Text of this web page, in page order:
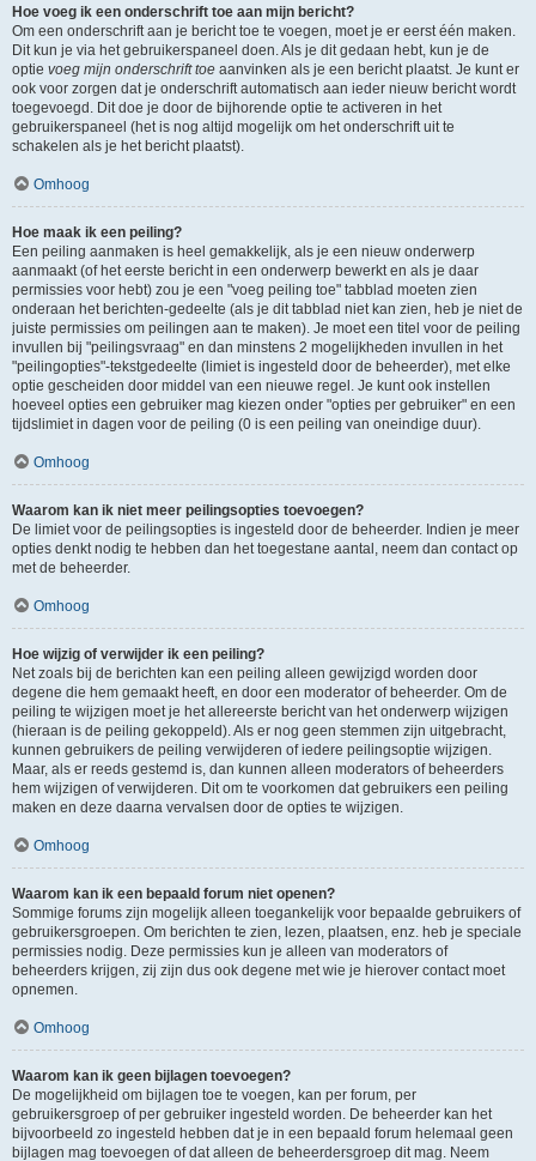
Hoe voeg ik een onderschrift toe aan mijn bericht?
Om een onderschrift aan je bericht toe te voegen, moet je er eerst één maken.
Dit kun je via het gebruikerspaneel doen. Als je dit gedaan hebt, kun je de
optie voeg mijn onderschrift toe aanvinken als je een bericht plaatst. Je kunt er
ook voor zorgen dat je onderschrift automatisch aan ieder nieuw bericht wordt
toegevoegd. Dit doe je door de bijhorende optie te activeren in het
gebruikerspaneel (het is nog altijd mogelijk om het onderschrift uit te
schakelen als je het bericht plaatst).
Omhoog
Hoe maak ik een peiling?
Een peiling aanmaken is heel gemakkelijk, als je een nieuw onderwerp
aanmaakt (of het eerste bericht in een onderwerp bewerkt en als je daar
permissies voor hebt) zou je een "voeg peiling toe" tabblad moeten zien
onderaan het berichten-gedeelte (als je dit tabblad niet kan zien, heb je niet de
juiste permissies om peilingen aan te maken). Je moet een titel voor de peiling
invullen bij "peilingsvraag" en dan minstens 2 mogelijkheden invullen in het
"peilingopties"-tekstgedeelte (limiet is ingesteld door de beheerder), met elke
optie gescheiden door middel van een nieuwe regel. Je kunt ook instellen
hoeveel opties een gebruiker mag kiezen onder "opties per gebruiker" en een
tijdslimiet in dagen voor de peiling (0 is een peiling van oneindige duur).
Omhoog
Waarom kan ik niet meer peilingsopties toevoegen?
De limiet voor de peilingsopties is ingesteld door de beheerder. Indien je meer
opties denkt nodig te hebben dan het toegestane aantal, neem dan contact op
met de beheerder.
Omhoog
Hoe wijzig of verwijder ik een peiling?
Net zoals bij de berichten kan een peiling alleen gewijzigd worden door
degene die hem gemaakt heeft, en door een moderator of beheerder. Om de
peiling te wijzigen moet je het allereerste bericht van het onderwerp wijzigen
(hieraan is de peiling gekoppeld). Als er nog geen stemmen zijn uitgebracht,
kunnen gebruikers de peiling verwijderen of iedere peilingsoptie wijzigen.
Maar, als er reeds gestemd is, dan kunnen alleen moderators of beheerders
hem wijzigen of verwijderen. Dit om te voorkomen dat gebruikers een peiling
maken en deze daarna vervalsen door de opties te wijzigen.
Omhoog
Waarom kan ik een bepaald forum niet openen?
Sommige forums zijn mogelijk alleen toegankelijk voor bepaalde gebruikers of
gebruikersgroepen. Om berichten te zien, lezen, plaatsen, enz. heb je speciale
permissies nodig. Deze permissies kun je alleen van moderators of
beheerders krijgen, zij zijn dus ook degene met wie je hierover contact moet
opnemen.
Omhoog
Waarom kan ik geen bijlagen toevoegen?
De mogelijkheid om bijlagen toe te voegen, kan per forum, per
gebruikersgroep of per gebruiker ingesteld worden. De beheerder kan het
bijvoorbeeld zo ingesteld hebben dat je in een bepaald forum helemaal geen
bijlagen mag toevoegen of dat alleen de beheerdersgroep dit mag. Neem